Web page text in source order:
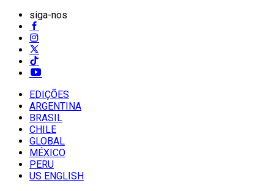
siga-nos
EDIÇÕES
ARGENTINA
BRASIL
CHILE
GLOBAL
MÉXICO
PERU
US ENGLISH